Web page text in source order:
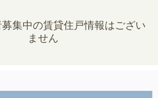
集中の賃貸住戸情報はござい
ません